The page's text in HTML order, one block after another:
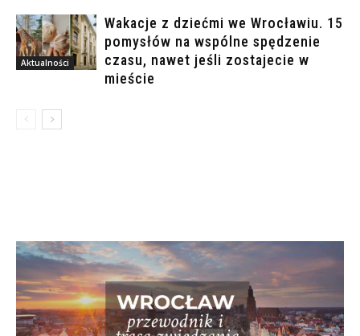
Aktualności
Wakacje z dziećmi we Wrocławiu. 15
pomysłów na wspólne spędzenie
czasu, nawet jeśli zostajecie w
mieście